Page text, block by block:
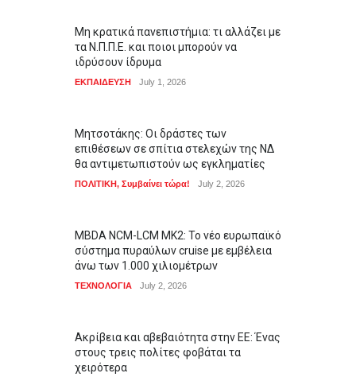
Μη κρατικά πανεπιστήμια: τι αλλάζει με
τα Ν.Π.Π.Ε. και ποιοι μπορούν να
ιδρύσουν ίδρυμα
ΕΚΠΑΙΔΕΥΣΗ July 1, 2026
Μητσοτάκης: Οι δράστες των
επιθέσεων σε σπίτια στελεχών της ΝΔ
θα αντιμετωπιστούν ως εγκληματίες
ΠΟΛΙΤΙΚΗ, Συμβαίνει τώρα! July 2, 2026
MBDA NCM-LCM MK2: Το νέο ευρωπαϊκό
σύστημα πυραύλων cruise με εμβέλεια
άνω των 1.000 χιλιομέτρων
ΤΕΧΝΟΛΟΓΙΑ July 2, 2026
Ακρίβεια και αβεβαιότητα στην ΕΕ: Ένας
στους τρεις πολίτες φοβάται τα
χειρότερα